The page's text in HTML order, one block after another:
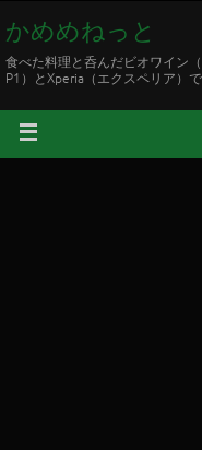
かめめねっと
食べた料理と呑んだビオワイン
P1）とXperia（エクスペリア）